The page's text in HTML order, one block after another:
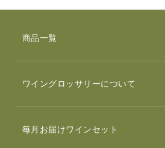
商品一覧
ワイングロッサリーについて
毎月お届けワインセット